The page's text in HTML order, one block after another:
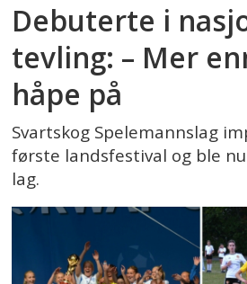
Debuterte i
tevling: – Mer
håpe på
Svartskog Spelemannslag
første landsfestival og ble
lag.